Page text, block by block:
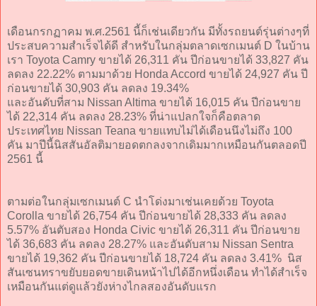
เดือนกรกฏาคม พ.ศ.2561 นี้ก็เช่นเดียวกัน มีทั้งรถยนต์รุ่นต่างๆที่
ประสบความสำเร็จได้ดี สำหรับในกลุ่มตลาดเซกเมนต์ D ในบ้าน
เรา Toyota Camry ขายได้ 26,311 คัน ปีก่อนขายได้ 33,827 คัน
ลดลง 22.22% ตามมาด้วย Honda Accord ขายได้ 24,927 คัน ปี
ก่อนขายได้ 30,903 คัน ลดลง 19.34%
และอันดับที่สาม Nissan Altima ขายได้ 16,015 คัน ปีก่อนขาย
ได้ 22,314 คัน ลดลง 28.23% ที่น่าแปลกใจก็คือตลาด
ประเทศไทย Nissan Teana ขายแทบไม่ได้เดือนนึงไม่ถึง 100
คัน มาปีนี้นิสสันอัลติมายอดตกลงจากเดิมมากเหมือนกันตลอดปี
2561 นี้
ตามต่อในกลุ่มเซกเมนต์ C นำโด่งมาเช่นเคยด้วย Toyota
Corolla ขายได้ 26,754 คัน ปีก่อนขายได้ 28,333 คัน ลดลง
5.57% อันตับสอง Honda Civic ขายได้ 26,311 คัน ปีก่อนขาย
ได้ 36,683 คัน ลดลง 28.27% และอันดับสาม Nissan Sentra
ขายได้ 19,362 คัน ปีก่อนขายได้ 18,724 คัน ลดลง 3.41% นิส
สันเซนทราขยับยอดขายเดินหน้าไปได้อีกหนึ่งเดือน ทำได้สำเร็จ
เหมือนกันแต่ดูแล้วยังห่างไกลสองอันดับแรก